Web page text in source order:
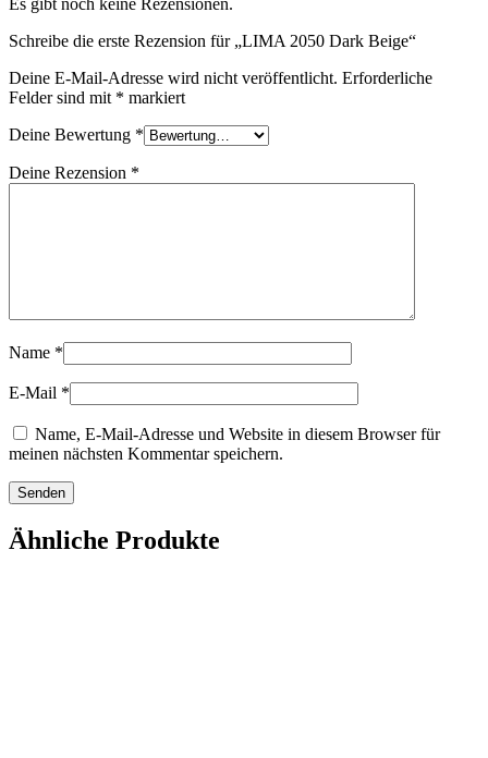
Es gibt noch keine Rezensionen.
Schreibe die erste Rezension für „LIMA 2050 Dark Beige“
Deine E-Mail-Adresse wird nicht veröffentlicht. Erforderliche
Felder sind mit * markiert
Deine Bewertung *
Deine Rezension *
Name *
E-Mail *
Name, E-Mail-Adresse und Website in diesem Browser für
meinen nächsten Kommentar speichern.
Ähnliche Produkte